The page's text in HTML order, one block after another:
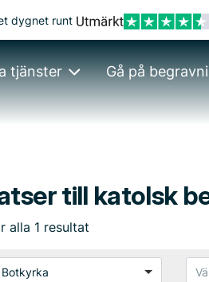
dygnet runt
tjänster Gå på
till katolsk
alla 1 resultat
Botkyrka